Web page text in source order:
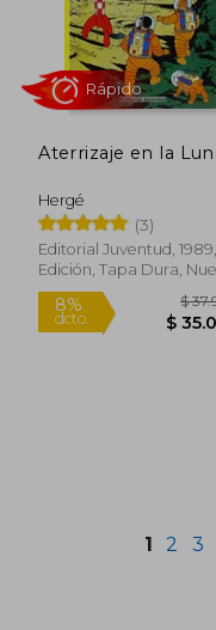
6%
dcto.
$
$
Aterrizaje en la
Hergé
(3)
Editorial Juventud, 1989,
Edición, Tapa Dura,
1 2 3